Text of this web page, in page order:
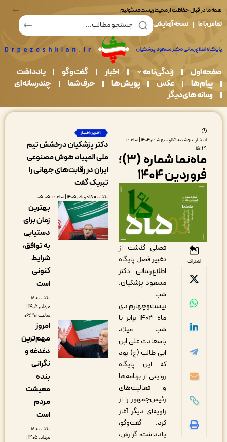
قبال حفاظت از محیط زیست مسئولیم
نسخه آزمایشی
زندگی نامه اخبار گفت و گو
یادداشت
ها
عکس پویش ها حرف شما
چندرسانه ای
های دیگر
انتشار : دوشنبه ۱۵ اردیبهشت, ۱۴۰۴ | ساعت:
ماه‌نما شماره (۳)؛
۱۴۰۴
فصلی گذشت از
تغییر فصل پایگاه
اطلاع‌رسانی دکتر
مسعود پزشکیان.
بیست‌وچهارم دی
ماه ۱۴۰۳ برابر با
شب میلاد
باسعادت علی ابن
ابی طالب (ع) بود
که این پایگاه
روایتی از برنامه‌ها
و فعالیت‎‌های
رئیس‌جمهور را از
زاویه‌ای دیگر آغاز
کرد. گفت‌وگو،
یادداشت، گزارش،
دکتر پزشکیان درخشش تیم
ملی المپیاد هوش مصنوعی
ایران در رقابت‌های جهانی را
تبریک گفت
بهترین
زمان برای
دستیابی
به توافق،
مرداد, ۱۴۰۵ |
امروز
مهم‌ترین
دغدغه و
معیشت
مرداد, ۱۴۰۵ |